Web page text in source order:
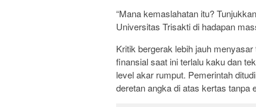
“Mana kemaslahatan itu?
Universitas Trisakti di hadapan
Kritik bergerak lebih jauh
finansial saat ini terlalu kaku dan
level akar rumput. Pemerintah
deretan angka di atas kertas tanpa